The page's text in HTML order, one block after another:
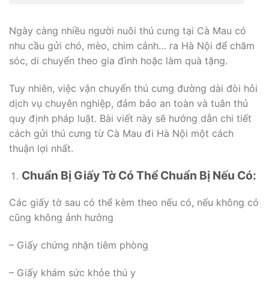
Ngày càng nhiều người nuôi thú cưng tại Cà Mau có
nhu cầu gửi chó, mèo, chim cảnh… ra Hà Nội để chăm
sóc, di chuyển theo gia đình hoặc làm quà tặng.
Tuy nhiên, việc vận chuyển thú cưng đường dài đòi hỏi
dịch vụ chuyên nghiệp, đảm bảo an toàn và tuân thủ
quy định pháp luật. Bài viết này sẽ hướng dẫn chi tiết
cách gửi thú cưng từ Cà Mau đi Hà Nội một cách
thuận lợi nhất.
Chuẩn Bị Giấy Tờ Có Thể Chuẩn Bị Nếu Có:
Các giấy tờ sau có thể kèm theo nếu có, nếu không có
cũng không ảnh hưởng
– Giấy chứng nhận tiêm phòng
– Giấy khám sức khỏe thú y